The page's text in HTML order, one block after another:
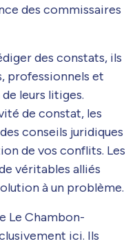
des commissaires
des constats, ils
professionnels et
leurs litiges.
de constat, les
conseils juridiques
de vos conflits. Les
véritables alliés
à un problème.
Le Chambon-
ici. Ils